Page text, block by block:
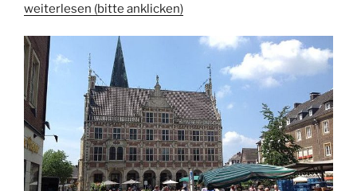
weiterlesen (bitte anklicken)